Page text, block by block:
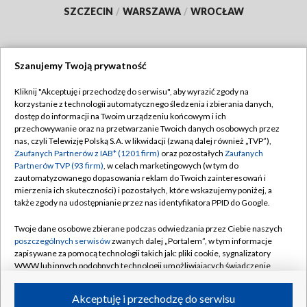
SZCZECIN / WARSZAWA / WROCŁAW
TVP
Abonament TVP
Emisja w TVP
Centrum informacji TVP
Naziemna Telewizja Cyfrowa
Rada Programowa
System NOS
Informacje o nadawcy
Regulamin TVP
Polityka prywatności
Moje zgody
Pomoc
Kontakt
Kanały
Szanujemy Twoją prywatność
Kliknij "Akceptuję i przechodzę do serwisu", aby wyrazić zgody na
korzystanie z technologii automatycznego śledzenia i zbierania danych,
dostęp do informacji na Twoim urządzeniu końcowym i ich
przechowywanie oraz na przetwarzanie Twoich danych osobowych przez
nas, czyli Telewizję Polską S.A. w likwidacji (zwaną dalej również „TVP”),
Zaufanych Partnerów z IAB* (1201 firm) oraz pozostałych Zaufanych
Partnerów TVP (93 firm), w celach marketingowych (w tym do
zautomatyzowanego dopasowania reklam do Twoich zainteresowań i
mierzenia ich skuteczności) i pozostałych, które wskazujemy poniżej, a
także zgody na udostępnianie przez nas identyfikatora PPID do Google.
Twoje dane osobowe zbierane podczas odwiedzania przez Ciebie naszych
poszczególnych serwisówzwanych dalej „Portalem”, w tym informacje
zapisywane za pomocą technologii takich jak: pliki cookie, sygnalizatory
WWW lub innych podobnych technologii umożliwiających świadczenie
ruchu w Internecie.Akceptuję i przechodzę do serwisu